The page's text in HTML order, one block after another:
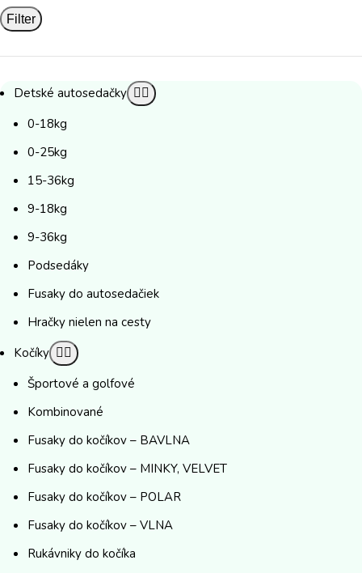
Filter
Detské autosedačky
0-18kg
0-25kg
15-36kg
9-18kg
9-36kg
Podsedáky
Fusaky do autosedačiek
Hračky nielen na cesty
Kočíky
Športové a golfové
Kombinované
Fusaky do kočíkov – BAVLNA
Fusaky do kočíkov – MINKY, VELVET
Fusaky do kočíkov – POLAR
Fusaky do kočíkov – VLNA
Rukávniky do kočíka